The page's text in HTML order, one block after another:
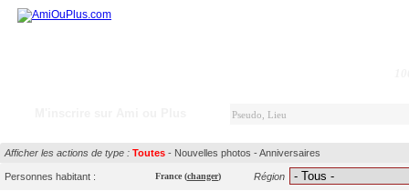
Afficher les actions de type : Toutes - Nouvelles photos -Anniversaires
Personnes habitant : France (changer) Région